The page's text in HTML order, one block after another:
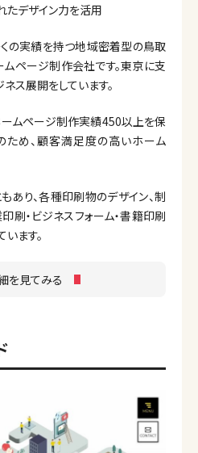
たデザイン力を活用
の実績を持つ地域密着型の鳥取
ページ制作会社です。東京に支
ス展開をしています。
ームページ制作実績450以上を保
ため、顧客満足度の高いホーム
あり、各種印刷物のデザイン、制
刷・ビジネスフォーム・書籍印刷
ます。
を見てみる